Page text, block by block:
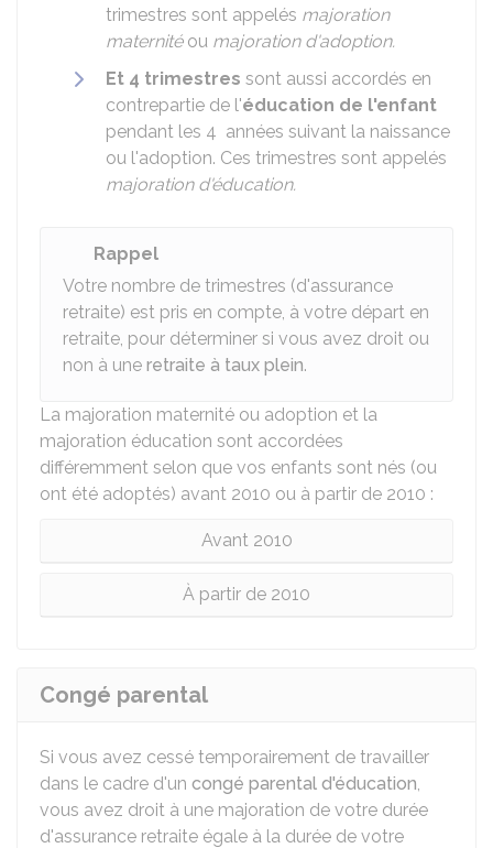
trimestres sont appelés majoration
maternitéou majoration d'adoption.
Et 4 trimestres sont aussi accordés en
contrepartie de l'éducation de l'enfant
pendant les 4 années suivant la naissance
ou l'adoption. Ces trimestres sont appelés
majoration d'éducation.
Rappel
Votre nombre de trimestres (d'assurance
retraite) est pris en compte, à votre départ en
retraite, pour déterminer si vous avez droit ou
non à une retraite à taux plein.
La majoration maternité ou adoption et la
majoration éducation sont accordées
différemment selon que vos enfants sont nés (ou
ont été adoptés) avant 2010 ou à partir de 2010 :
Avant 2010
À partir de 2010
Congé parental
Si vous avez cessé temporairement de travailler
dans le cadre d'un congé parental d'éducation,
vous avez droit à une majoration de votre durée
d'assurance retraite égale à la durée de votre